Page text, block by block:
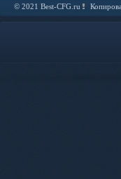
© 2021 Best-CFG.ru